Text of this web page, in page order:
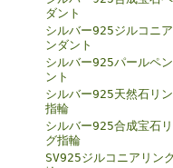
ダント
シルバー925ジルコニ
ンダント
シルバー925パールペ
ント
シルバー925天然石リ
指輪
シルバー925合成宝石
グ指輪
SV925ジルコニアリン